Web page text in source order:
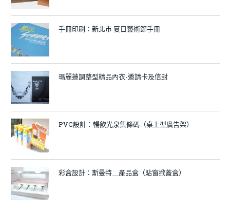
手冊印刷：新北市 夏日藝術節手冊
瑪麗蓮調整型精品內衣-邀請卡及信封
PVC設計：暢飲光泉集條碼（桌上型廣告架）
彩盒設計：斯曼特＿產品盒（貼窗掀蓋盒）